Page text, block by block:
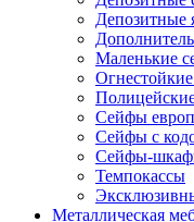
Депозитные
Маленькие
Сейфы
Сейфы с
Сейфы-
Темпокассы
Металлическая